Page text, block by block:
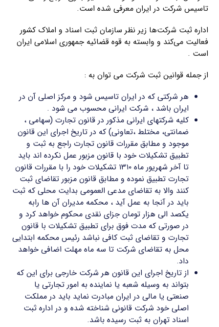
تاسیس شرکت در ایران معرفی شده است.
اداره ثبت شرکت‌ها زیر نظر سازمان ثبت اسناد و املاک کشور
فعالیت می‌کند و وابسته به قوه قضائیه جمهوری اسلامی ایران
است .
از جمله قوانین ثبت شرکت می توان به :
هر شرکتی که در ایران تاسیس شود و مرکز اصلی آن در
ایران باشد ، شرکت ایرانی محسوب می شود .
کلیه شرکتهای ایرانی مذکور در قانون تجارت (سهامی ،
ضمانتی، مختلط ،تعاونی) که در تاریخ اجرای این قانون
موجود و مطابق مقررات قانون تجارت راجع به ثبت و
تطبیق تشکیلات خود با قانون مزبور عمل نکرده اند باید
تا آخر شهریور ماه ۱۳۱۰ تشکیلات خود را با مقررات قانون
تجارت تطبیق نموده و مطابق قانون مزبور تقاضای ثبت
کنند والا به تقاضای مدعی العمومی بدایت محلی که ثبت
باید در آنجا به عمل آید ، محکمه مدیران آن ها رابه
یکصد الی هزار تومان جزای نقدی محکوم خواهد کرد و
در صورتی که مدت فوق برای تطبیق تشکیلات با قانون
تجارت و تقاضای ثبت کافی نباشد رئیس محکمه ابتدایی
محل به تقاضای شرکت تا سه ماه مهلت اضافی خواهد
داد.
از تاریخ اجرای این قانون هر شرکت خارجی برای این که
بتواند به وسیله شعبه یا نماینده به امور تجارتی یا
صنعتی یا مالی در ایران مبادرت نماید باید در مملکت
اصلی خود شرکت قانونی شناخته شده و در اداره ثبت
اسناد تهران به ثبت رسیده باشد.